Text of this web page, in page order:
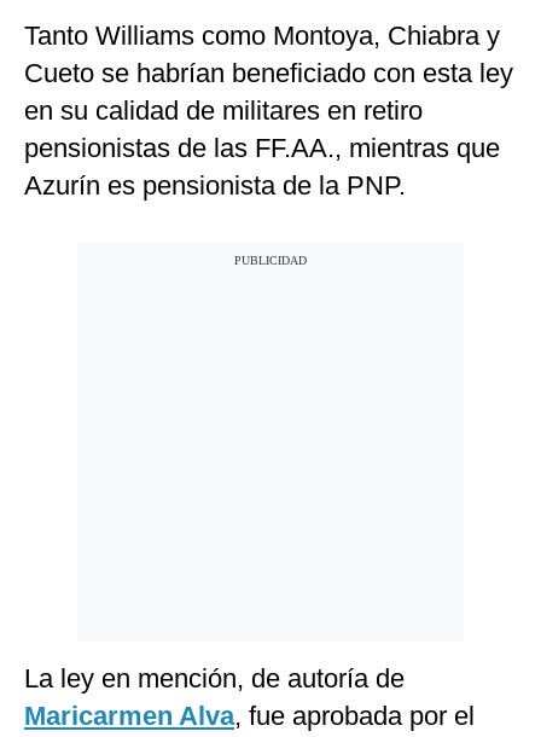
Tanto Williams como Montoya, Chiabra y
Cueto se habrían beneficiado con esta ley
en su calidad de militares en retiro
pensionistas de las FF.AA., mientras que
Azurín es pensionista de la PNP.
La ley en mención, de autoría de
Maricarmen Alva, fue aprobada por el